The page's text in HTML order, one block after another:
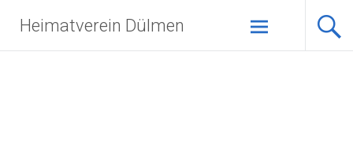
Inhalt
springen
Heimatverein Dülmen